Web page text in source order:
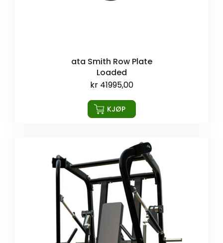
ata Smith Row Plate
Loaded
kr41995,00
KJØP